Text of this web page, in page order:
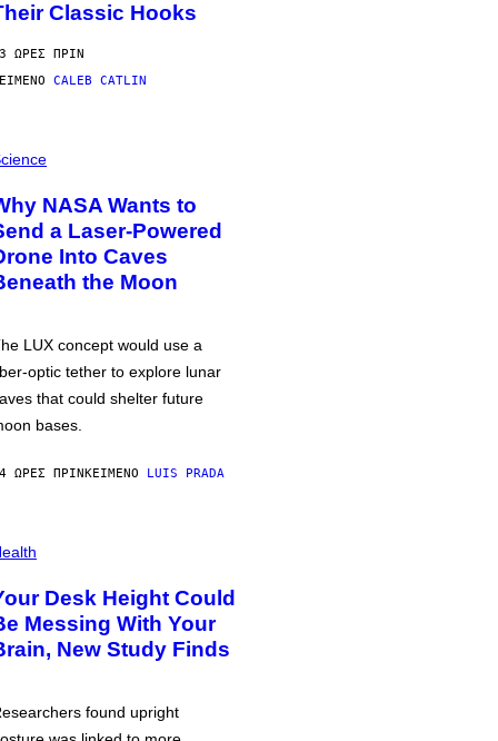
Classic Hooks
ΏΡΕΣ ΠΡΙΝ
CALEB CATLIN
NASA Wants to
a Laser-Powered
Into Caves
the Moon
LUX concept would use a
optic tether to explore lunar
that could shelter future
bases.
ΏΡΕΣ ΠΡΙΝΚΕΊΜΕΝΟ LUIS PRADA
Desk Height Could
Messing With Your
New Study Finds
found upright